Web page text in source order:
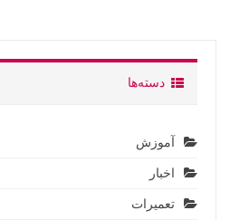
دسته‌ها
آموزش
اخبار
تعمیرات